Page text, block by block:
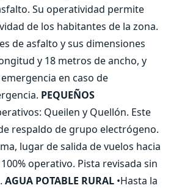
Su operatividad permite
de los habitantes de la zona.
de asfalto y sus dimensiones
y 18 metros de ancho, y
en caso de
PEQUEÑOS
Queilen y Quellón. Este
respaldo de grupo electrógeno.
lugar de salida de vuelos hacia
operativo. Pista revisada sin
AGUA POTABLE RURAL •Hasta la